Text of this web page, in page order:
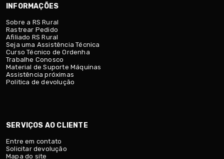
INFORMAÇÕES
Sobre a RS Rural
Rastrear Pedido
Afiliado RS Rural
Seja uma Assistência Técnica
Curso Técnico de Ordenha
Trabalhe Conosco
Material de Suporte Máquinas
Assistência próximas
Politica de devolução
SERVIÇOS AO CLIENTE
Entre em contato
Solicitar devolução
Mapa do site